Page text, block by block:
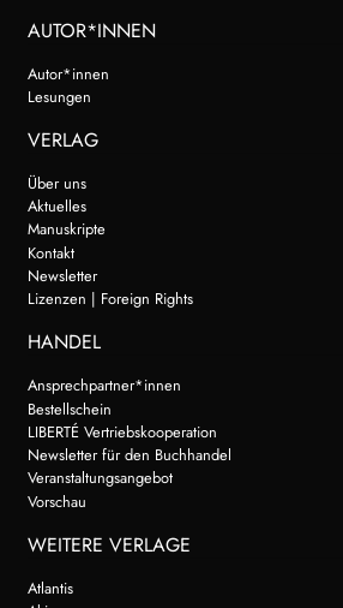
AUTOR*INNEN
Autor*innen
Lesungen
VERLAG
Über uns
Aktuelles
Manuskripte
Kontakt
Newsletter
Lizenzen | Foreign Rights
HANDEL
Ansprechpartner*innen
Bestellschein
LIBERTÉ Vertriebskooperation
Newsletter für den Buchhandel
Veranstaltungsangebot
Vorschau
WEITERE VERLAGE
Atlantis